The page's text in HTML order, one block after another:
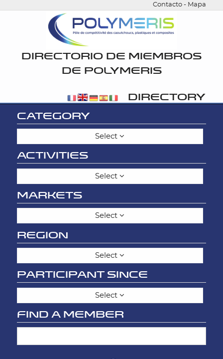
Contacto - Mapa
DIRECTORIO DE MIEMBROS
DE POLYMERIS
DIRECTORY
CATEGORY
Select
ACTIVITIES
Select
MARKETS
Select
REGION
Select
PARTICIPANT SINCE
Select
FIND A MEMBER